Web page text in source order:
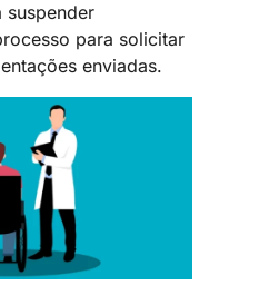
suspender
para solicitar
enviadas.